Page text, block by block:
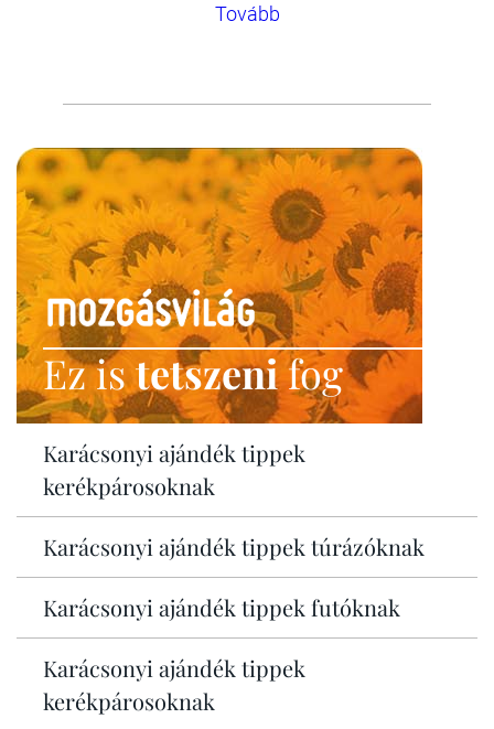
Tovább
Ez istetszenifog
Karácsonyi ajándék tippek
kerékpárosoknak
Karácsonyi ajándék tippek túrázóknak
Karácsonyi ajándék tippek futóknak
Karácsonyi ajándék tippek
kerékpárosoknak